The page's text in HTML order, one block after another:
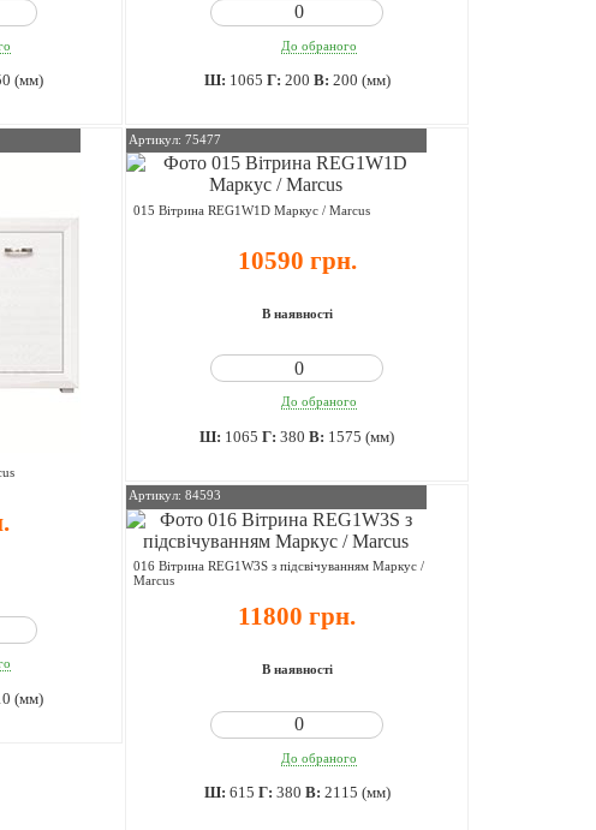
(мм)
До обраного
Ш: 1065 Г: 200 В: 200 (мм)
(мм)
Артикул: 75477
015 Вітрина REG1W1D Маркус / Marcus
10590 грн.
В наявності
До обраного
Ш: 1065 Г:380 В: 1575 (мм)
Артикул: 84593
016 Вітрина REG1W3S з підсвічуванням Маркус /
Marcus
11800 грн.
В наявності
До обраного
Ш: 615 Г: 380 В: 2115 (мм)